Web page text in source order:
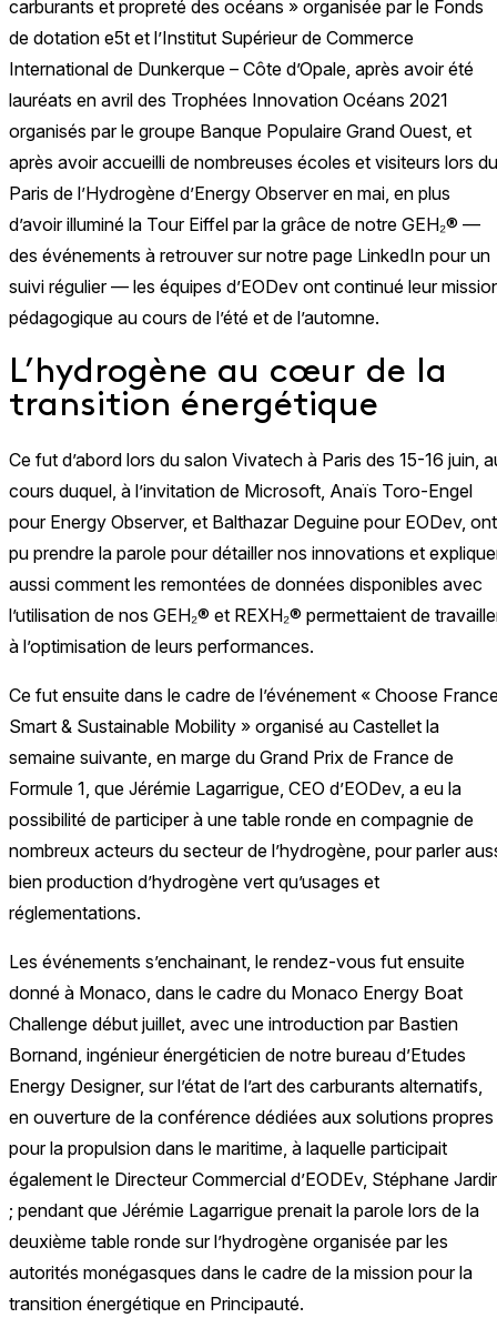
carburants et propreté des océans » organisée par le Fonds
de dotation e5t et l’Institut Supérieur de Commerce
International de Dunkerque – Côte d’Opale, après avoir été
lauréats en avril des Trophées Innovation Océans 2021
organisés par le groupe Banque Populaire Grand Ouest, et
après avoir accueilli de nombreuses écoles et visiteurs lors du
Paris de l’Hydrogène d’Energy Observer en mai, en plus
d’avoir illuminé la Tour Eiffel par la grâce de notre GEH₂® —
des événements à retrouver sur notre page LinkedIn pour un
suivi régulier — les équipes d’EODev ont continué leur
pédagogique au cours de l’été et de l’automne.
L’hydrogène au cœur de la
transition énergétique
Ce fut d’abord lors du salon Vivatech à Paris des 15-16 juin,
cours duquel, à l’invitation de Microsoft, Anaïs Toro-Engel
pour Energy Observer, et Balthazar Deguine pour EODev, ont
pu prendre la parole pour détailler nos innovations et
aussi comment les remontées de données disponibles avec
l’utilisation de nos GEH₂® et REXH₂® permettaient de
à l’optimisation de leurs performances.
Ce fut ensuite dans le cadre de l’événement « Choose
Smart & Sustainable Mobility » organisé au Castellet la
semaine suivante, en marge du Grand Prix de France de
Formule 1, que Jérémie Lagarrigue, CEO d’EODev, a eu la
possibilité de participer à une table ronde en compagnie de
nombreux acteurs du secteur de l’hydrogène, pour parler
bien production d’hydrogène vert qu’usages et
réglementations.
Les événements s’enchainant, le rendez-vous fut ensuite
donné à Monaco, dans le cadre du Monaco Energy Boat
Challenge début juillet, avec une introduction par Bastien
Bornand, ingénieur énergéticien de notre bureau d’Etudes
Energy Designer, sur l’état de l’art des carburants alternatifs,
en ouverture de la conférence dédiées aux solutions propres
pour la propulsion dans le maritime, à laquelle participait
également le Directeur Commercial d’EODEv, Stéphane
; pendant que Jérémie Lagarrigue prenait la parole lors de la
deuxième table ronde sur l’hydrogène organisée par les
autorités monégasques dans le cadre de la mission pour la
transition énergétique en Principauté.